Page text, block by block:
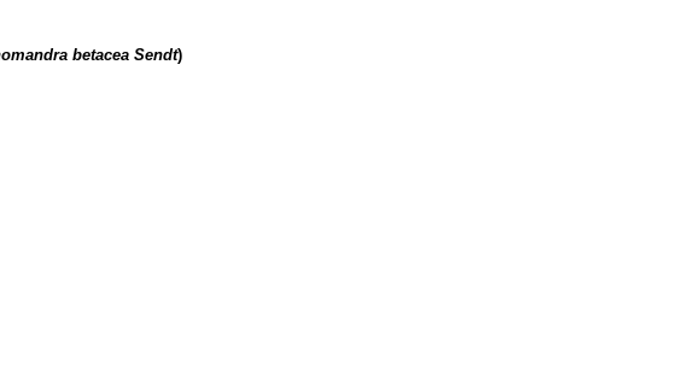
betacea Sendt)